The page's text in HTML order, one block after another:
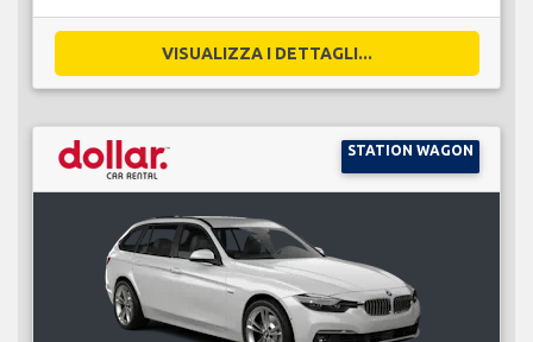
VISUALIZZA I DETTAGLI...
STATION WAGON